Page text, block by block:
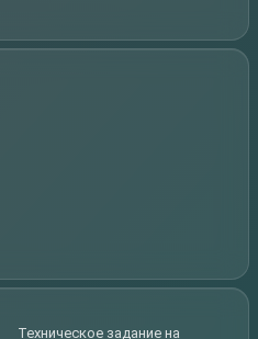
Техническое задание на